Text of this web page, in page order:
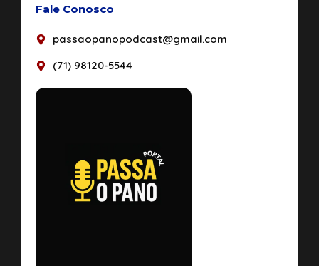
Fale Conosco
passaopanopodcast@gmail.com
(71) 98120-5544